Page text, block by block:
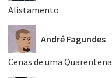
Alistamento
André Fagundes
Cenas de uma Quarentena